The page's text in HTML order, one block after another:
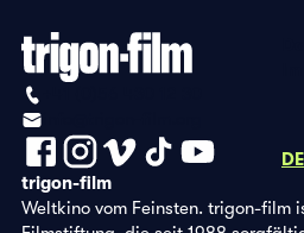
DE
trigon-film
Weltkino vom Feinsten. trigon-film